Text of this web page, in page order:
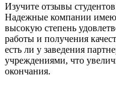
Изучите отзывы
Надежные компании
высокую степень
работы и получения
есть ли у заведения
учреждениями, что
окончания.